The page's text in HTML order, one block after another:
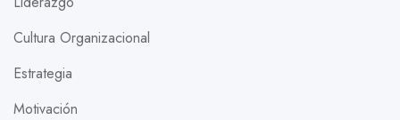
Cultura Organizacional
Estrategia
Motivación